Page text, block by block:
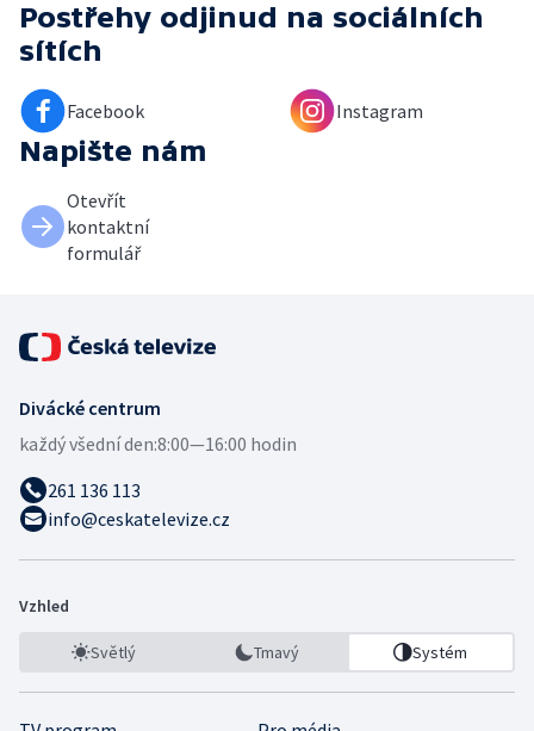
Postřehy odjinud na sociálních
sítích
Facebook Instagram
Napište nám
Otevřít
kontaktní
formulář
Divácké centrum
každý všední den:8:00—16:00 hodin
261 136 113
info@ceskatelevize.cz
Vzhled
Světlý Tmavý Systém